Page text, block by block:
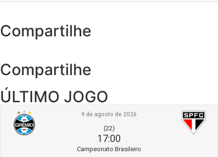
Compartilhe
Compartilhe
ÚLTIMO JOGO
9 de agosto de 2026
(22)
17:00
Campeonato Brasileiro